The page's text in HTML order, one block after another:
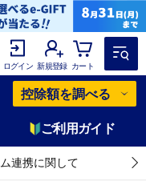
ログイン 新規登録 カート
控除額を調べる
ご利用ガイド
連携に関して